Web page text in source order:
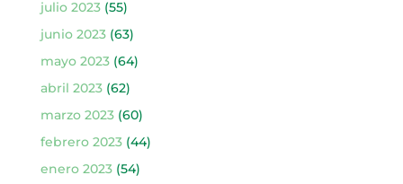
julio 2023(55)
junio 2023(63)
mayo 2023(64)
abril 2023(62)
marzo 2023(60)
febrero 2023(44)
enero 2023(54)